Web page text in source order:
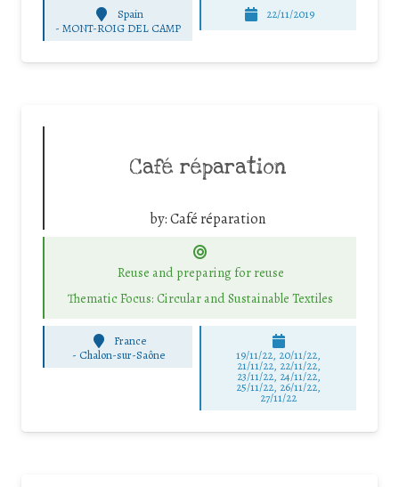
Spain
-MONT-ROIG DEL CAMP
22/11/2019
Café réparation
by:Café réparation
Reuse and preparing for reuse
Thematic Focus: Circular and Sustainable Textiles
France
- Chalon-sur-Saône 19/11/22, 20/11/22,
21/11/22, 22/11/22,
23/11/22, 24/11/22,
25/11/22, 26/11/22,
27/11/22